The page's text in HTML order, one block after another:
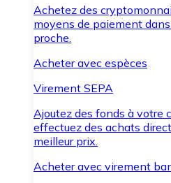
Achetez des
moyens de paiement
proche.
Acheter avec espèces
Virement SEPA
Ajoutez des fonds à votre
effectuez des achats
meilleur prix.
Acheter avec virement